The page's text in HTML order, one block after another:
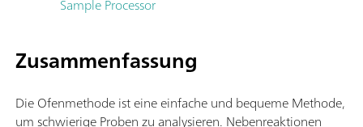
Sample Processor
Zusammenfassung
Die Ofenmethode ist eine einfache und bequeme Methode,
um schwierige Proben zu analysieren. Nebenreaktionen